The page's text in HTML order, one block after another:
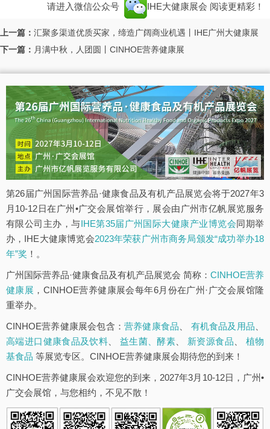
请进入微信公众号 IHE大健康展会 阅读更精彩！
上一篇： 汇聚多渠道优质买家，缔造广阔商业机遇丨IHE广州大健康展
下一篇： 月满中秋，人团圆丨CINHOE营养健康展
第26届广州国际营养品·健康食品及有机产品展览会将于2027年3
月10-12日在广州•广交会展馆举行，展会由广州市亿帆展览服务
有限公司主办，与IHE第35届广州国际大健康产业博览会同期举
办，IHE大健康博览会2023年荣获广州市商务局颁发“成功举办18
年”奖 ！。
广州国际营养品·健康食品及有机产品展览会 简称： CINHOE营养
健康展 ，CINHOE营养健康展会每年6月份在广州·广交会展馆隆
重举办。
CINHOE营养健康展会包含： 营养健康食品 有机食品及用品
高端进口健康食品及饮料
益生菌、酵素 新资源食品
植物
基食品 等展览专区。CINHOE营养健康展会期待您的到来！
CINHOE营养健康展会欢迎您的到来，2027年3月10-12日，广州•
广交会展馆，与您相约，不见不散！